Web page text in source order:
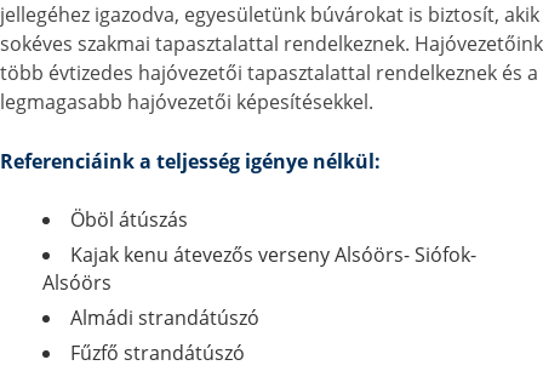
jellegéhez igazodva, egyesületünk búvárokat is biztosít, akik
sokéves szakmai tapasztalattal rendelkeznek. Hajóvezetőink
több évtizedes hajóvezetői tapasztalattal rendelkeznek és a
legmagasabb hajóvezetői képesítésekkel.
Referenciáink a teljesség igénye nélkül:
Öböl átúszás
Kajak kenu átevezős verseny Alsóörs- Siófok-
Alsóörs
Almádi strandátúszó
Fűzfő strandátúszó